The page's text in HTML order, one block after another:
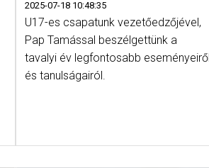
2025-07-18 10:48:35
U17-es csapatunk vezetőedzőjével,
Pap Tamással beszélgettünk a
tavalyi év legfontosabb eseményeiről
és tanulságairól.